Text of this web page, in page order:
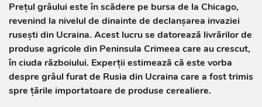
Prețul grâului este în scădere pe bursa de la Chicago,
revenind la nivelul de dinainte de declanșarea invaziei
rusești din Ucraina. Acest lucru se datorează livrărilor de
produse agricole din Peninsula Crimeea care au crescut,
în ciuda războiului. Experții estimează că este vorba
despre grâul furat de Rusia din Ucraina care a fost trimis
spre țările importatoare de produse cerealiere.